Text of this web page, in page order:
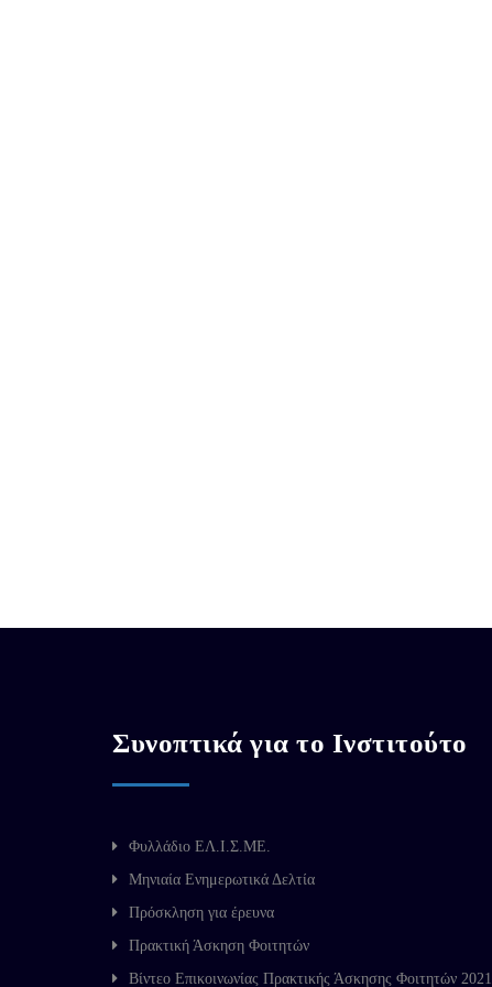
Συνοπτικά για το Ινστιτούτο
Φυλλάδιο ΕΛ.Ι.Σ.ΜΕ.
Μηνιαία Ενημερωτικά Δελτία
Πρόσκληση για έρευνα
Πρακτική Άσκηση Φοιτητών
Βίντεο Επικοινωνίας Πρακτικής Άσκησης Φοιτητών 2021